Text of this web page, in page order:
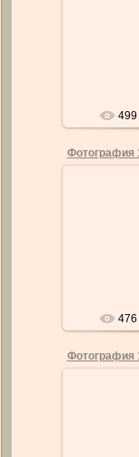
499
Фотография
476
Фотография